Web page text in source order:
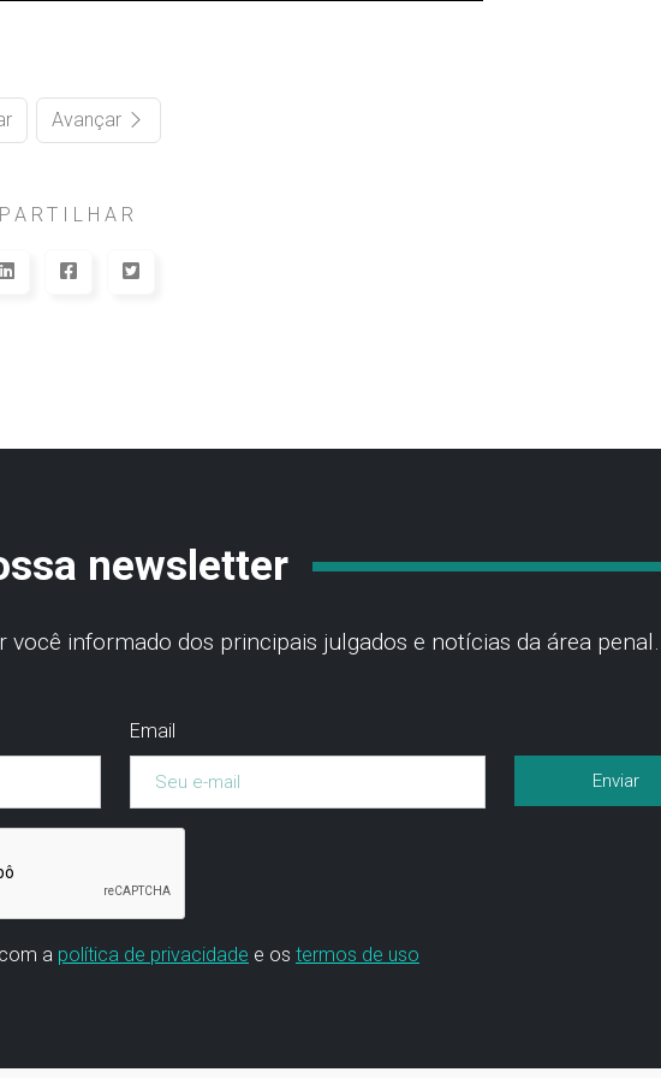
Avançar
newsletter
você informado dos principais julgados e notícias da área penal.
Email
a política de privacidade e os termos de uso